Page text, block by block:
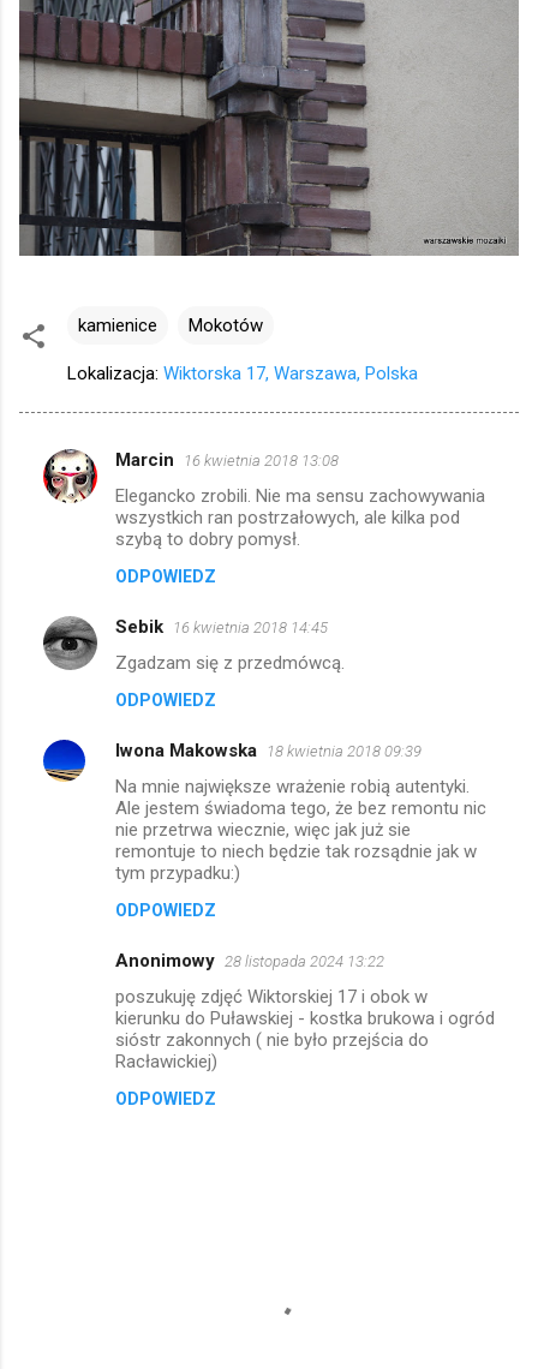
kamienice Mokotów
Lokalizacja: Wiktorska 17, Warszawa, Polska
K
t
z
e
Marcin 16 kwietnia 2018 13:08
Elegancko zrobili. Nie ma sensu zachowywania
wszystkich ran postrzałowych, ale kilka pod
szybą to dobry pomysł.
ODPOWIEDZ
Sebik 16 kwietnia 2018 14:45
Zgadzam się z przedmówcą.
ODPOWIEDZ
Iwona Makowska 18 kwietnia 2018 09:39
Na mnie największe wrażenie robią autentyki.
Ale jestem świadoma tego, że bez remontu nic
nie przetrwa wiecznie, więc jak już sie
remontuje to niech będzie tak rozsądnie jak w
tym przypadku:)
ODPOWIEDZ
Anonimowy 28 listopada 2024 13:22
poszukuję zdjęć Wiktorskiej 17 i obok w
kierunku do Puławskiej - kostka brukowa i ogród
sióstr zakonnych ( nie było przejścia do
Racławickiej)
ODPOWIEDZ